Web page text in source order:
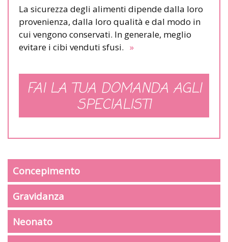
La sicurezza degli alimenti dipende dalla loro
provenienza, dalla loro qualità e dal modo in
cui vengono conservati. In generale, meglio
evitare i cibi venduti sfusi. »
FAI LA TUA DOMANDA AGLI
SPECIALISTI
Concepimento
Gravidanza
Neonato